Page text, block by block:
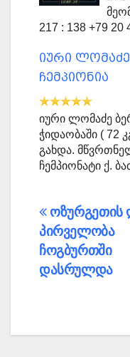
217 : 138 +79 20
იური
ჩემპიონია
იური ლომაძე
ჭიდაობაში ( 72
გახდა.
ჩემპიონატი ქ.
პოსტის
ოზურგეთის
პირველობა
ჩოგბურთში
დასრულდა